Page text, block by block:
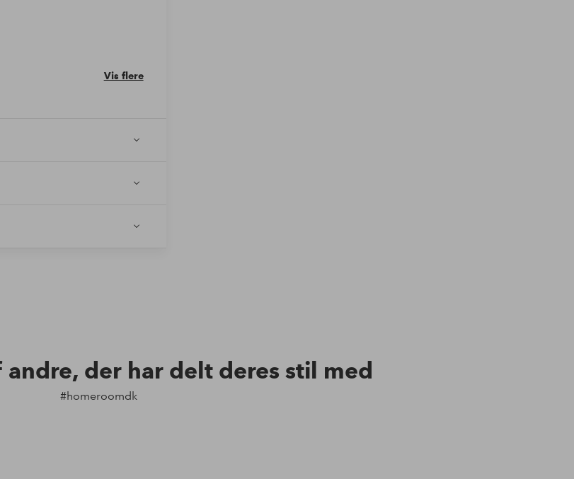
Vis flere
der har delt deres stil med
#homeroomdk